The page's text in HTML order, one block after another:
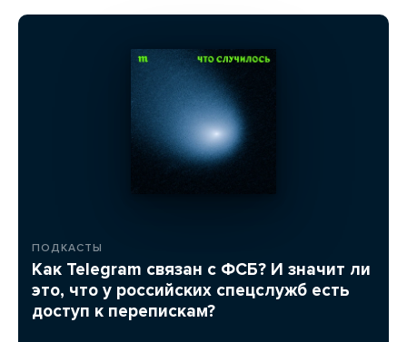
ПОДКАСТЫ
Как Telegram связан с ФСБ? И значит ли
это, что у российских спецслужб есть
доступ к перепискам?